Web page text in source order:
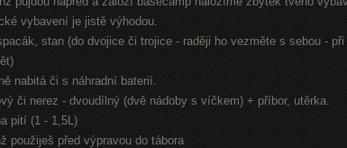
vybavení je jistě výhodou.
stan (do dvojice či trojice - raději ho vezměte s sebou -
nabitá či s náhradní baterií.
či nerez - dvoudílný (dvě nádoby s víčkem) + příbor, utěrka.
pití (1 - 1,5L)
použiješ před výpravou do tábora